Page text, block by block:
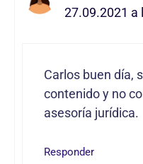
27.09.2021 a
Carlos buen día,
contenido y no
asesoría jurídica.
Responder